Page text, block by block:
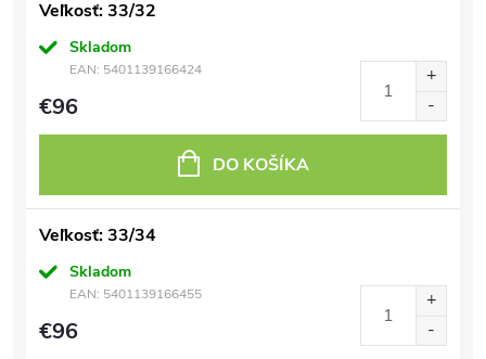
Veľkosť: 33/32
Skladom
EAN: 5401139166424
€96
DO KOŠÍKA
Veľkosť: 33/34
Skladom
EAN: 5401139166455
€96